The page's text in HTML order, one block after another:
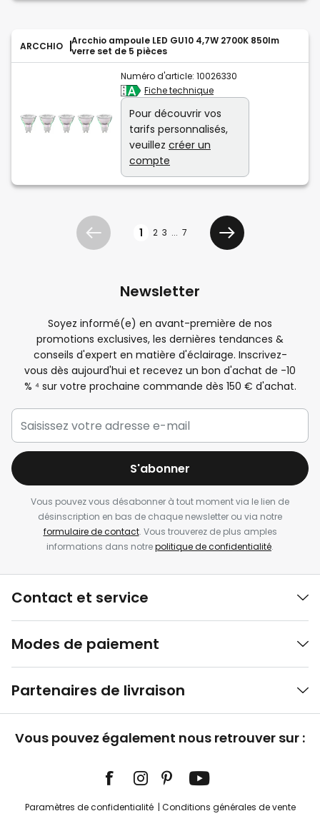
ARCCHIO
Arcchio ampoule LED GU10 4,7W 2700K 850lm
verre set de 5 pièces
Numéro d'article: 10026330
Fiche technique
Pour découvrir vos
tarifs personnalisés,
veuillez créer un
compte
Précédent 1 2 3 ... 7
Suivant
Newsletter
Soyez informé(e) en avant-première de nos
promotions exclusives, les dernières tendances &
conseils d'expert en matière d'éclairage. Inscrivez-
vous dès aujourd'hui et recevez un bon d'achat de -10
% ⁴ sur votre prochaine commande dès 150 € d'achat.
S'abonner
Vous pouvez vous désabonner à tout moment via le lien de
désinscription en bas de chaque newsletter ou via notre
formulaire de contact. Vous trouverez de plus amples
informations dans notrepolitique de confidentialité.
Contact et service
Modes de paiement
Partenaires de livraison
Vous pouvez également nous retrouver sur :
Paramètres de confidentialité
Conditions générales de vente